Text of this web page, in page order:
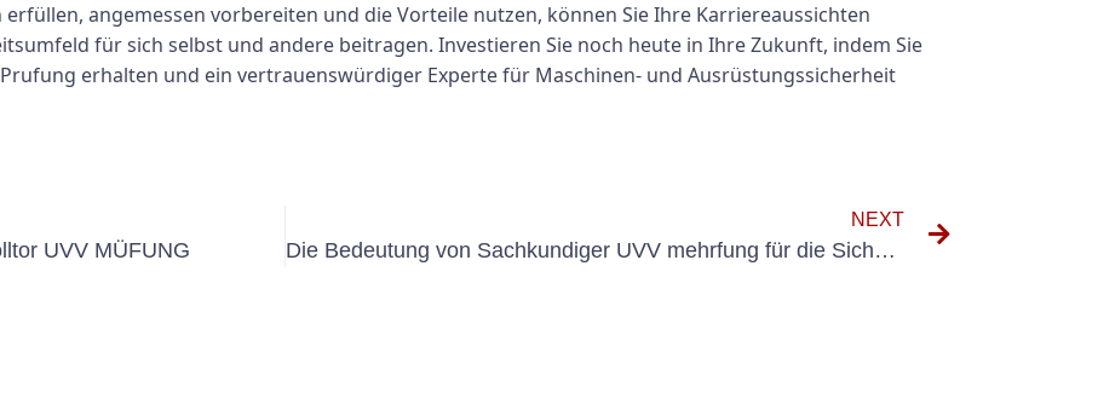
angemessen vorbereiten und die Vorteile nutzen, können Sie Ihre Karriereaussichten
für sich selbst und andere beitragen. Investieren Sie noch heute in Ihre Zukunft, indem Sie
erhalten und ein vertrauenswürdiger Experte für Maschinen- und Ausrüstungssicherheit
UVV MÜFUNG
NEXT
Die Bedeutung von Sachkundiger UVV mehrfung für die Sicherheit am Arbeitsplatz